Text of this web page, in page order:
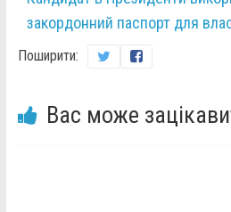
закордонний паспорт для
Поширити:
Вас може